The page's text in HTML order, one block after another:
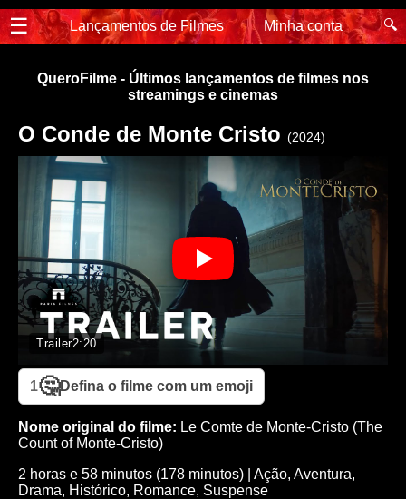
☰ Lançamentos de Filmes Minha conta 🔍
QueroFilme - Últimos lançamentos de filmes nos
streamings e cinemas
O Conde de Monte Cristo (2024)
Trailer2:20
1🤔Defina o filme com um emoji
Nome original do filme: Le Comte de Monte-Cristo (The
Count of Monte-Cristo)
2 horas e 58 minutos (178 minutos)
Ação, Aventura,
Drama, Histórico, Romance, Suspense